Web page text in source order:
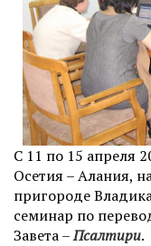
С 11 по 15 апреля
Осетия – Алания,
пригороде
семинар по
Завета –Псалтири.